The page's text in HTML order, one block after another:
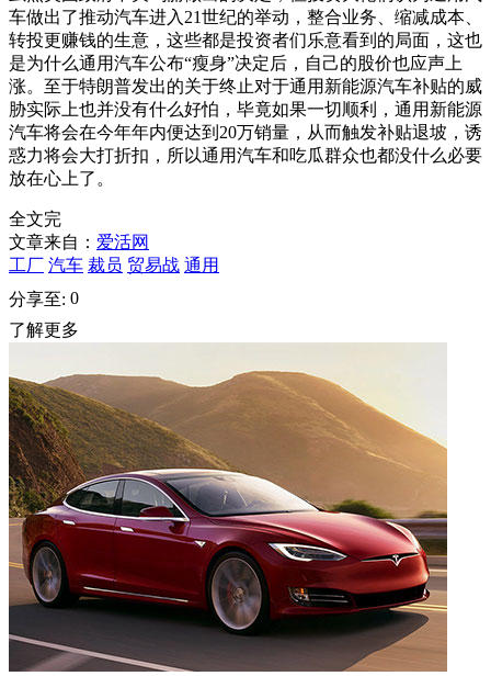
车做出了推动汽车进入21世纪的举动，整合业务、缩减成本、
转投更赚钱的生意，这些都是投资者们乐意看到的局面，这也
是为什么通用汽车公布“瘦身”决定后，自己的股价也应声上
涨。至于特朗普发出的关于终止对于通用新能源汽车补贴的威
胁实际上也并没有什么好怕，毕竟如果一切顺利，通用新能源
汽车将会在今年年内便达到20万销量，从而触发补贴退坡，诱
惑力将会大打折扣，所以通用汽车和吃瓜群众也都没什么必要
放在心上了。
全文完
文章来自： 爱活网
工厂 汽车 裁员 贸易战 通用
分享至: 0
了解更多